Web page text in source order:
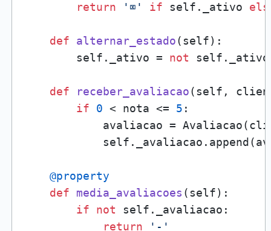
return
'⌧' if self._ativo
def alternar_estado(self):
        self._ativo =
not self._ativo
def receber_avaliacao(self,
if
0 < nota <= 5 :
avaliacao =
    @property
def
media_avaliacoes (self):
if
not self._avaliacao:
return
'-'